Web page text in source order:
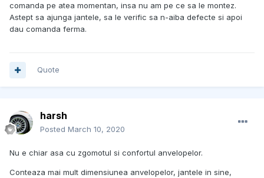
comanda pe atea momentan, insa nu am pe ce sa le montez.
Astept sa ajunga jantele, sa le verific sa n-aiba defecte si apoi
dau comanda ferma.
Quote
harsh
Posted March 10, 2020
Nu e chiar asa cu zgomotul si confortul anvelopelor.
Conteaza mai mult dimensiunea anvelopelor, jantele in sine,